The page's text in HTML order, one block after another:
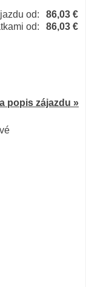
od:
86,03 €
od:
86,03 €
popis zájazdu »